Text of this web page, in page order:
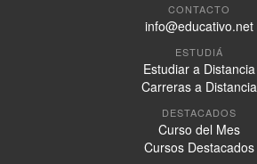
CONTACTO
info@educativo.net
ESTUDIÁ
Estudiar a Distancia
Carreras a Distancia
DESTACADOS
Curso del Mes
Cursos Destacados